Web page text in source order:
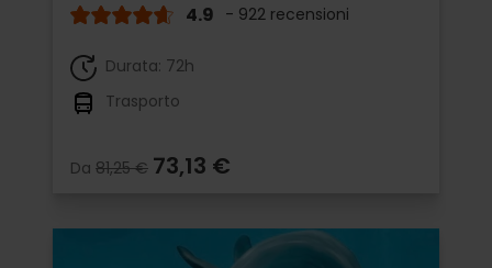
4.9 - 922 recensioni
Durata: 72h
Trasporto
Da 81,25 € 73,13 €